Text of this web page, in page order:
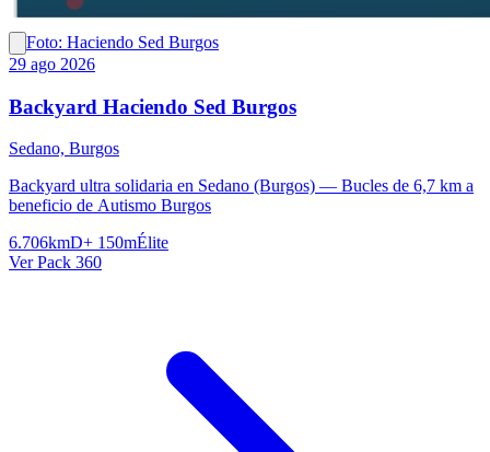
Foto: Haciendo Sed Burgos
29 ago 2026
Backyard Haciendo Sed Burgos
Sedano, Burgos
Backyard ultra solidaria en Sedano (Burgos) — Bucles de 6,7 km a
beneficio de Autismo Burgos
6.706kmD+ 150mÉlite
Ver Pack 360